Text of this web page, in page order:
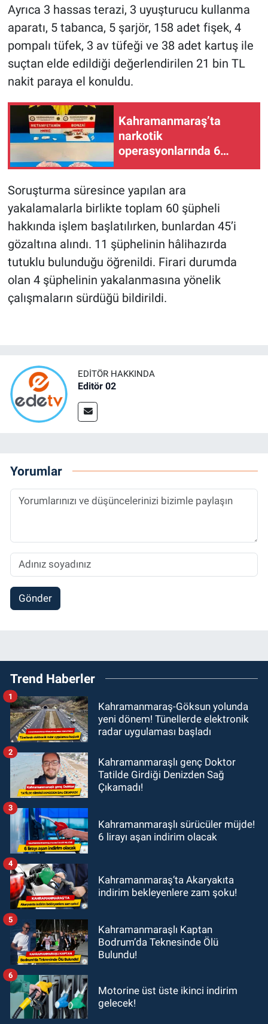
Ayrıca 3 hassas terazi, 3 uyuşturucu kullanma
aparatı, 5 tabanca, 5 şarjör, 158 adet fişek, 4
pompalı tüfek, 3 av tüfeği ve 38 adet kartuş ile
suçtan elde edildiği değerlendirilen 21 bin TL
nakit paraya el konuldu.
Kahramanmaraş’ta
narkotik
operasyonlarında 6
şüpheli tutuklandı
Soruşturma süresince yapılan ara
yakalamalarla birlikte toplam 60 şüpheli
hakkında işlem başlatılırken, bunlardan 45’i
gözaltına alındı. 11 şüphelinin hâlihazırda
tutuklu bulunduğu öğrenildi. Firari durumda
olan 4 şüphelinin yakalanmasına yönelik
çalışmaların sürdüğü bildirildi.
EDITÖR HAKKINDA
Editör 02
Yorumlar
Gönder
Trend Haberler
Kahramanmaraş-Göksun yolunda
yeni dönem! Tünellerde elektronik
radar uygulaması başladı
1
Kahramanmaraşlı genç Doktor
Tatilde Girdiği Denizden Sağ
Çıkamadı!
2
Kahramanmaraşlı sürücüler müjde!
6 lirayı aşan indirim olacak
3
Kahramanmaraş’ta Akaryakıta
indirim bekleyenlere zam şoku!
4
Kahramanmaraşlı Kaptan
Bodrum’da Teknesinde Ölü
Bulundu!
5
Motorine üst üste ikinci indirim
gelecek!
6